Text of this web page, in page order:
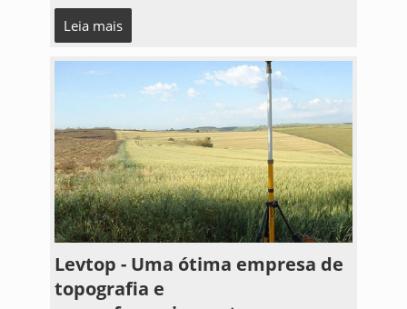
Leia mais
Levtop - Uma ótima empresa de
topografia e